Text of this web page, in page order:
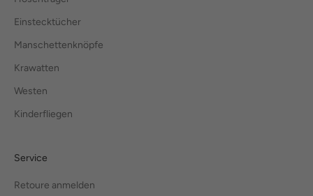
Einstecktücher
Manschettenknöpfe
Krawatten
Westen
Kinderfliegen
Service
Retoure anmelden